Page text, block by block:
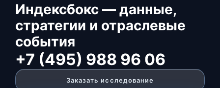
Индексбокс — данные,
стратегии и отраслевые
события
+7 (495) 988 96 06
Заказать исследование